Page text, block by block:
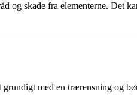
skade fra elementerne. Det
med en trærensning og